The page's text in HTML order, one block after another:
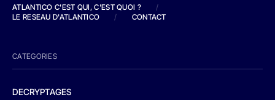
ATLANTICO C'EST QUI, C'EST QUOI ?
/
LE RESEAU D'ATLANTICO
/ CONTACT
CATEGORIES
DECRYPTAGES